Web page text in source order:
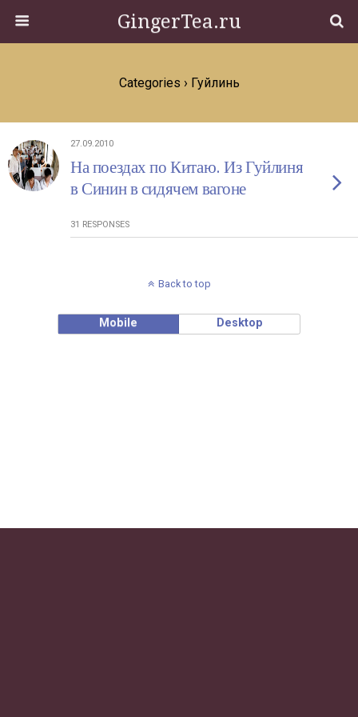
GingerTea.ru
Categories › Гуйлинь
27.09.2010
На поездах по Китаю. Из Гуйлиня
в Синин в сидячем вагоне
31 RESPONSES
Back to top
Mobile Desktop